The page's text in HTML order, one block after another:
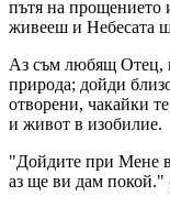
пътя на прощението
живееш и Небесата
Аз съм любящ Отец,
природа; дойди
отворени, чакайки
и живот в изобилие.
"Дойдите при Мене
аз ще ви дам покой."